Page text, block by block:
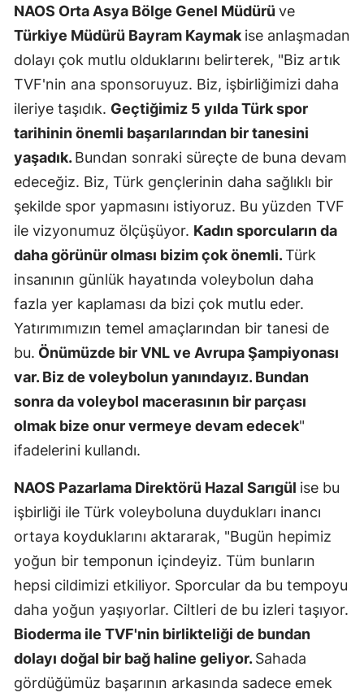
NAOS Orta Asya Bölge Genel Müdürüve
Türkiye Müdürü Bayram Kaymak ise anlaşmadan
dolayı çok mutlu olduklarını belirterek, "Biz artık
TVF'nin ana sponsoruyuz. Biz, işbirliğimizi daha
ileriye taşıdık. Geçtiğimiz 5 yılda Türk spor
tarihinin önemli başarılarından bir tanesini
yaşadık.Bundan sonraki süreçte de buna devam
edeceğiz. Biz, Türk gençlerinin daha sağlıklı bir
şekilde spor yapmasını istiyoruz. Bu yüzden TVF
ile vizyonumuz ölçüşüyor. Kadın sporcuların da
daha görünür olması bizim çok önemli.Türk
insanının günlük hayatında voleybolun daha
fazla yer kaplaması da bizi çok mutlu eder.
Yatırımımızın temel amaçlarından bir tanesi de
bu. Önümüzde bir VNL ve Avrupa Şampiyonası
var. Biz de voleybolun yanındayız. Bundan
sonra da voleybol macerasının bir parçası
olmak bize onur vermeye devam edecek"
ifadelerini kullandı.
NAOS Pazarlama Direktörü Hazal Sarıgül ise bu
işbirliği ile Türk voleyboluna duydukları inancı
ortaya koyduklarını aktararak, "Bugün hepimiz
yoğun bir temponun içindeyiz. Tüm bunların
hepsi cildimizi etkiliyor. Sporcular da bu tempoyu
daha yoğun yaşıyorlar. Ciltleri de bu izleri taşıyor.
Bioderma ile TVF'nin birlikteliği de bundan
dolayı doğal bir bağ haline geliyor.Sahada
gördüğümüz başarının arkasında sadece emek